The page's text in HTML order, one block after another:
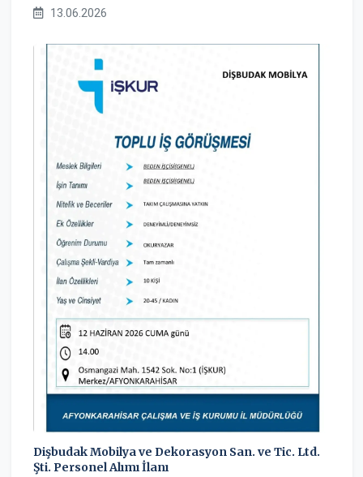
13.06.2026
Dişbudak Mobilya ve Dekorasyon San. ve Tic. Ltd.
Şti. Personel Alımı İlanı